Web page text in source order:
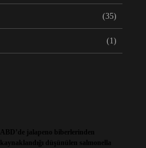
(35)
(1)
ABD’de jalapeno biberlerinden
kaynaklandığı düşünülen salmonella